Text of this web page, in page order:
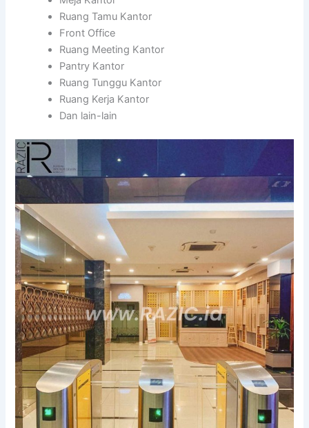
Ruang Tamu Kantor
Front Office
Ruang Meeting Kantor
Pantry Kantor
Ruang Tunggu Kantor
Ruang Kerja Kantor
Dan lain-lain